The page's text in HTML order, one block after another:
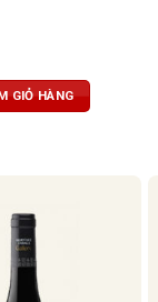
GIỎ HÀNG